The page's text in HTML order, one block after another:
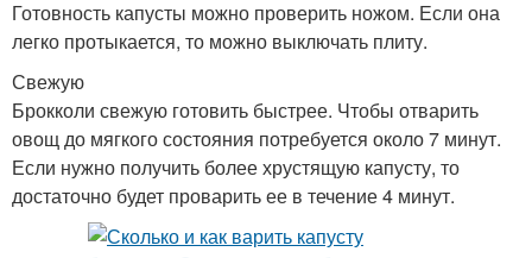
Готовность капусты можно проверить ножом. Если она
легко протыкается, то можно выключать плиту.
Свежую
Брокколи свежую готовить быстрее. Чтобы отварить
овощ до мягкого состояния потребуется около 7 минут.
Если нужно получить более хрустящую капусту, то
достаточно будет проварить ее в течение 4 минут.